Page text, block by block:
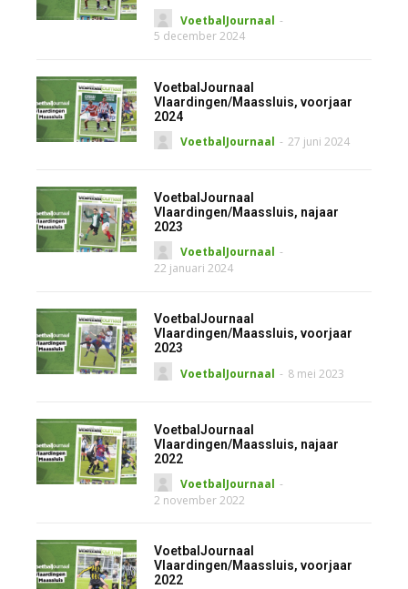
VoetbalJournaal -
5 december 2024
VoetbalJournaal
Vlaardingen/Maassluis, voorjaar
2024
VoetbalJournaal - 27 juni 2024
VoetbalJournaal
Vlaardingen/Maassluis, najaar
2023
VoetbalJournaal -
22 januari 2024
VoetbalJournaal
Vlaardingen/Maassluis, voorjaar
2023
VoetbalJournaal - 8 mei 2023
VoetbalJournaal
Vlaardingen/Maassluis, najaar
2022
VoetbalJournaal -
2 november 2022
VoetbalJournaal
Vlaardingen/Maassluis, voorjaar
2022